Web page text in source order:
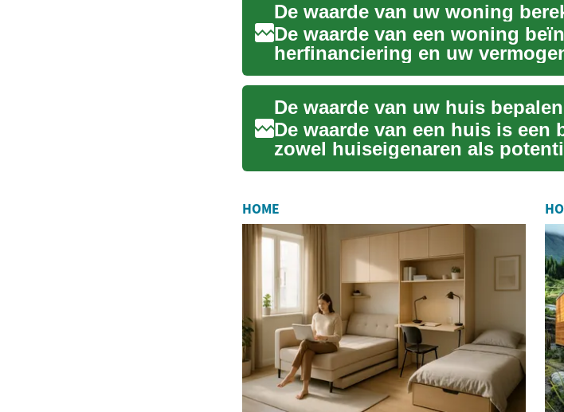
De waarde van uw woning
De waarde van een woning
herfinanciering en uw
uit hoe woningwa...
De waarde van uw huis
De waarde van een huis is een
zowel huiseigenaren als
plan ben...
HOME